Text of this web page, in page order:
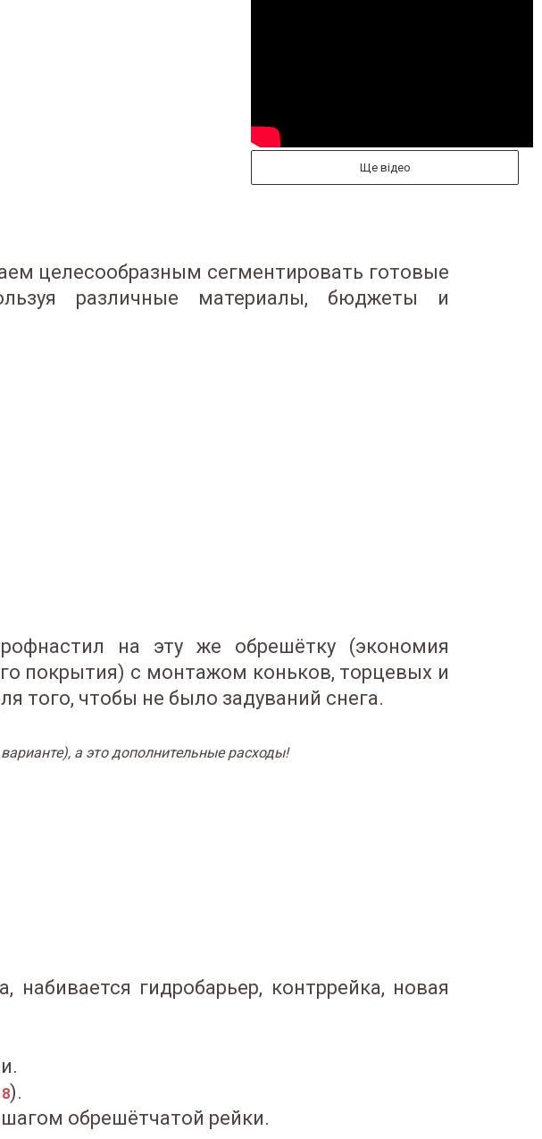
целесообразным сегментировать готовые
различные материалы, бюджеты и
на эту же обрешётку (экономия
покрытия) с монтажом коньков, торцевых и
того, чтобы не было задуваний снега.
а это дополнительные расходы!
гидробарьер, контррейка, новая
).
обрешётчатой рейки.
Ще відео